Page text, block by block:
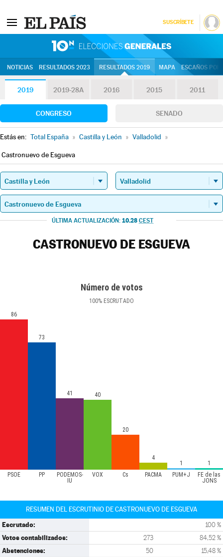
SUSCRÍBETE
NOTICIAS RESULTADOS 2023 RESULTADOS 2019 MAPA ESCAÑOS
2019 2019-28A 2016 2015 2011
CONGRESO SENADO
Estás en: Total España » Castilla y León » Valladolid »
Castronuevo de Esgueva
ÚLTIMA ACTUALIZACIÓN: 10.28 CEST
CASTRONUEVO DE ESGUEVA
Número de votos
100% ESCRUTADO
PSOE PP
PODEMOS-
IU
VOX Cs PACMA PUM+J
FE de las
JONS
86
73
41 40
20
4
1 1
RESUMEN DEL ESCRUTINIO DE CASTRONUEVO DE ESGUEVA
Escrutado: 100 %
Votos contabilizados: 273 84,52 %
Abstenciones: 50 15,48 %